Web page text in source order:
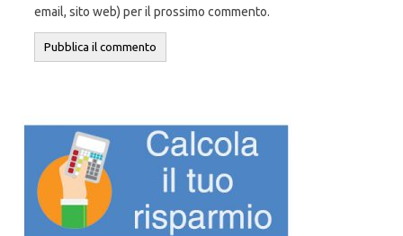
email, sito web) per il prossimo commento.